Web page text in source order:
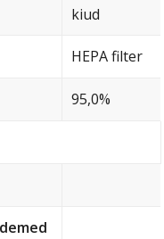
kiud
HEPA filter
95,0%